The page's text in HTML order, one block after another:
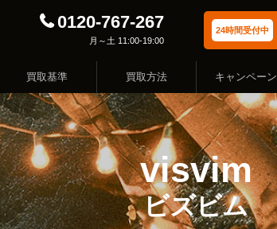
0120-767-267
月～土 11:00-19:00
24時間受付中
買取基準 買取方法 キャンペーン
visvim
ビズビム